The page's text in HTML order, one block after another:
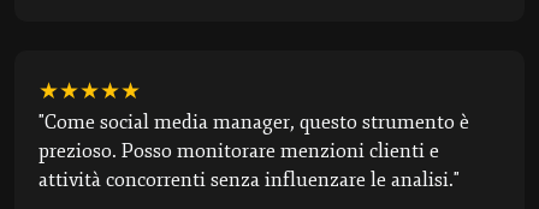
★★★★★
"Come social media manager, questo strumento è
prezioso. Posso monitorare menzioni clienti e
attività concorrenti senza influenzare le analisi."